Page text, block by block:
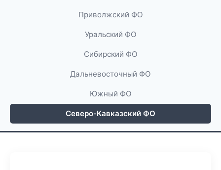
Приволжский ФО
Уральский ФО
Сибирский ФО
Дальневосточный ФО
Южный ФО
Северо-Кавказский ФО